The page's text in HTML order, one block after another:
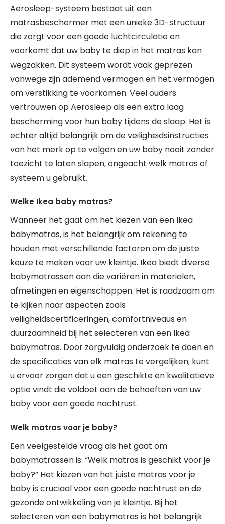
Aerosleep-systeem bestaat uit een
matrasbeschermer met een unieke 3D-structuur
die zorgt voor een goede luchtcirculatie en
voorkomt dat uw baby te diep in het matras kan
wegzakken. Dit systeem wordt vaak geprezen
vanwege zijn ademend vermogen en het vermogen
om verstikking te voorkomen. Veel ouders
vertrouwen op Aerosleep als een extra laag
bescherming voor hun baby tijdens de slaap. Het is
echter altijd belangrijk om de veiligheidsinstructies
van het merk op te volgen en uw baby nooit zonder
toezicht te laten slapen, ongeacht welk matras of
systeem u gebruikt.
Welke Ikea baby matras?
Wanneer het gaat om het kiezen van een Ikea
babymatras, is het belangrijk om rekening te
houden met verschillende factoren om de juiste
keuze te maken voor uw kleintje. Ikea biedt diverse
babymatrassen aan die variëren in materialen,
afmetingen en eigenschappen. Het is raadzaam om
te kijken naar aspecten zoals
veiligheidscertificeringen, comfortniveaus en
duurzaamheid bij het selecteren van een Ikea
babymatras. Door zorgvuldig onderzoek te doen en
de specificaties van elk matras te vergelijken, kunt
u ervoor zorgen dat u een geschikte en kwalitatieve
optie vindt die voldoet aan de behoeften van uw
baby voor een goede nachtrust.
Welk matras voor je baby?
Een veelgestelde vraag als het gaat om
babymatrassen is: “Welk matras is geschikt voor je
baby?” Het kiezen van het juiste matras voor je
baby is cruciaal voor een goede nachtrust en de
gezonde ontwikkeling van je kleintje. Bij het
selecteren van een babymatras is het belangrijk